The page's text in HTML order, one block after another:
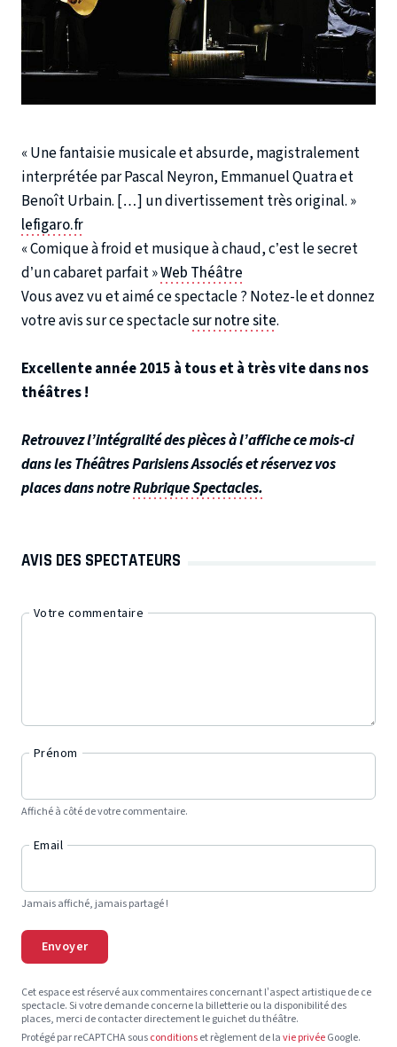
« Une fantaisie musicale et absurde, magistralement
interprétée par Pascal Neyron, Emmanuel Quatra et
Benoît Urbain. […] un divertissement très original. »
lefigaro.fr
« Comique à froid et musique à chaud, c’est le secret
d’un cabaret parfait »Web Théâtre
Vous avez vu et aimé ce spectacle ? Notez-le et donnez
votre avis sur ce spectaclesur notre site.
Excellente année 2015 à tous et à très vite dans nos
théâtres !
Retrouvez l’intégralité des pièces à l’affiche ce mois-ci
dans les Théâtres Parisiens Associés et réservez vos
places dans notreRubrique Spectacles.
AVIS DES SPECTATEURS
Votre commentaire
Prénom
Affiché à côté de votre commentaire.
Email
Jamais affiché, jamais partagé !
Envoyer
Cet espace est réservé aux commentaires concernant l’aspect artistique de ce
spectacle. Si votre demande concerne la billetterie ou la disponibilité des
places, merci de contacter directement le guichet du théâtre.
Protégé par reCAPTCHA sousconditionset règlement de lavie privéeGoogle.